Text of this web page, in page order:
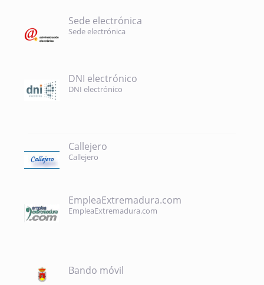
Sede electrónica
Sede electrónica
DNI electrónico
DNI electrónico
Callejero
Callejero
EmpleaExtremadura.com
EmpleaExtremadura.com
Bando móvil